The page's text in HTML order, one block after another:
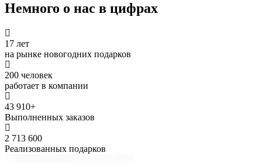
Немного о нас в цифрах
17 лет
на рынке новогодних подарков
200 человек
работает в компании
43 910+
Выполненных заказов
2 713 600
Реализованных подарков